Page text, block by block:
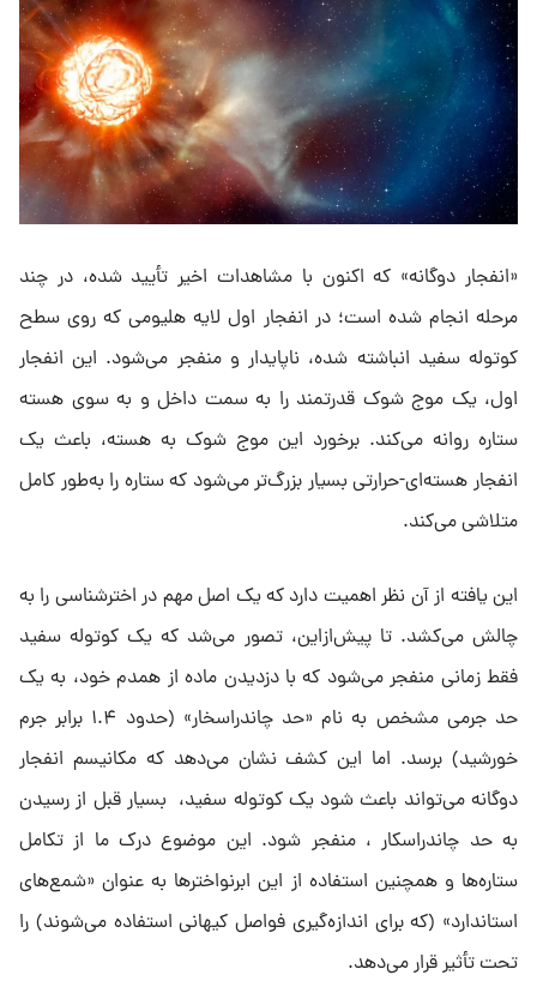
«انفجار دوگانه» که اکنون با مشاهدات اخیر تأیید شده، در چند
مرحله انجام شده است؛ در انفجار اول لایه هلیومی که روی سطح
کوتوله سفید انباشته شده، ناپایدار و منفجر می‌شود. این انفجار
اول، یک موج شوک قدرتمند را به سمت داخل و به سوی هسته
ستاره روانه می‌کند. برخورد این موج شوک به هسته، باعث یک
انفجار هسته‌ای-حرارتی بسیار بزرگ‌تر می‌شود که ستاره را به‌طور کامل
متلاشی می‌کند.
این یافته از آن نظر اهمیت دارد که یک اصل مهم در اخترشناسی را به
چالش می‌کشد. تا پیش‌ازاین، تصور می‌شد که یک کوتوله سفید
فقط زمانی منفجر می‌شود که با دزدیدن ماده از همدم خود، به یک
حد جرمی مشخص به نام «حد چاندراسخار» (حدود ۱.۴ برابر جرم
خورشید) برسد. اما این کشف نشان می‌دهد که مکانیسم انفجار
دوگانه می‌تواند باعث شود یک کوتوله سفید، بسیار قبل از رسیدن
به حد چاندراسکار ، منفجر شود. این موضوع درک ما از تکامل
ستاره‌ها و همچنین استفاده از این ابرنواخترها به عنوان «شمع‌های
استاندارد» (که برای اندازه‌گیری فواصل کیهانی استفاده می‌شوند) را
تحت تأثیر قرار می‌دهد.